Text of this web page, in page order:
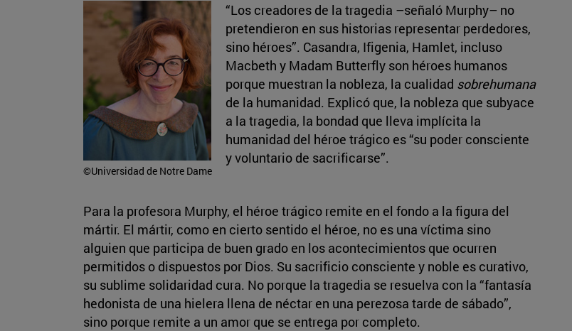
©Universidad de Notre Dame
“Los creadores de la tragedia –señaló Murphy– no
pretendieron en sus historias representar perdedores,
sino héroes”. Casandra, Ifigenia, Hamlet, incluso
Macbeth y Madam Butterfly son héroes humanos
porque muestran la nobleza, la cualidad sobrehumana
de la humanidad. Explicó que, la nobleza que subyace
a la tragedia, la bondad que lleva implícita la
humanidad del héroe trágico es “su poder consciente
y voluntario de sacrificarse”.
Para la profesora Murphy, el héroe trágico remite en el fondo a la figura del
mártir. El mártir, como en cierto sentido el héroe, no es una víctima sino
alguien que participa de buen grado en los acontecimientos que ocurren
permitidos o dispuestos por Dios. Su sacrificio consciente y noble es curativo,
su sublime solidaridad cura. No porque la tragedia se resuelva con la “fantasía
hedonista de una hielera llena de néctar en una perezosa tarde de sábado”,
sino porque remite a un amor que se entrega por completo.